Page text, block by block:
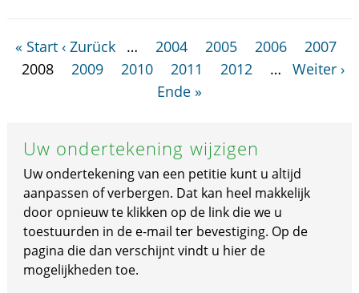
« Start ‹ Zurück … 2004 2005 2006
2007
2008
2009 2010 2011 2012 …
Weiter ›
Ende »
Uw ondertekening wijzigen
Uw ondertekening van een petitie kunt u altijd
aanpassen of verbergen. Dat kan heel makkelijk
door opnieuw te klikken op de link die we u
toestuurden in de e-mail ter bevestiging. Op de
pagina die dan verschijnt vindt u hier de
mogelijkheden toe.